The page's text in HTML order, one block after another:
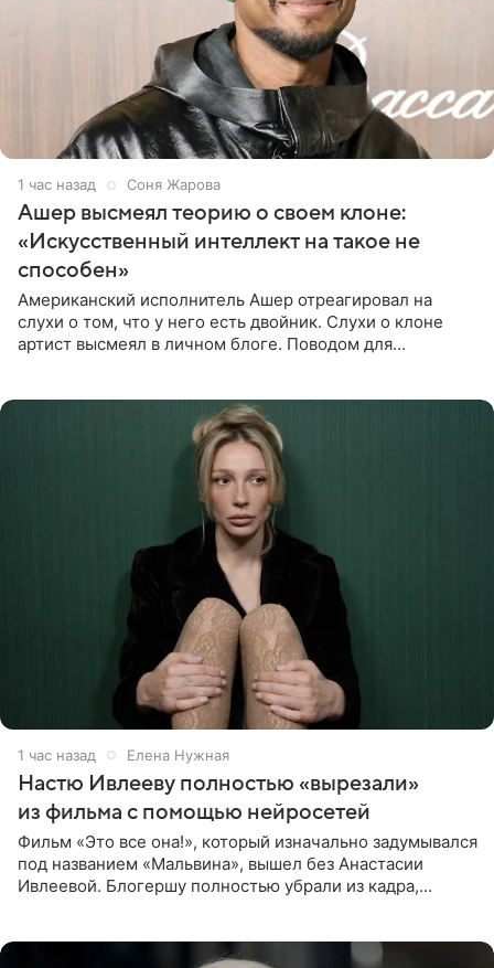
1 час назад Соня Жарова
Ашер высмеял теорию о своем клоне:
«Искусственный интеллект на такое не
способен»
Американский исполнитель Ашер отреагировал на
слухи о том, что у него есть двойник. Слухи о клоне
артист высмеял в личном блоге. Поводом для
1 час назад Елена Нужная
Настю Ивлееву полностью «вырезали»
из фильма с помощью нейросетей
Фильм «Это все она!», который изначально задумывался
под названием «Мальвина», вышел без Анастасии
Ивлеевой. Блогершу полностью убрали из кадра,